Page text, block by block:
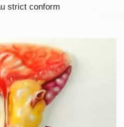
strict conform